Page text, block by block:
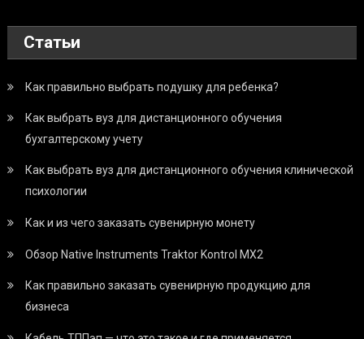
Статьи
Как правильно выбрать подушку для ребенка?
Как выбрать вуз для дистанционного обучения
бухгалтерскому учету
Как выбрать вуз для дистанционного обучения клинической
психологии
Как и из чего заказать сувенирную монету
Обзор Native Instruments Traktor Kontrol MX2
Как правильно заказать сувенирную продукцию для
бизнеса